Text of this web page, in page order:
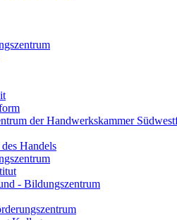
der Handwerkskammer
Handels
- Bildungszentrum